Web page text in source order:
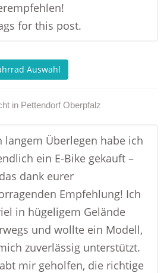
for this post.
Auswahl
in Pettendorf Oberpfalz
langem Überlegen habe ich
ein E-Bike gekauft –
dank eurer
Empfehlung! Ich
in hügeligem Gelände
und wollte ein Modell,
zuverlässig unterstützt.
mir geholfen, die richtige